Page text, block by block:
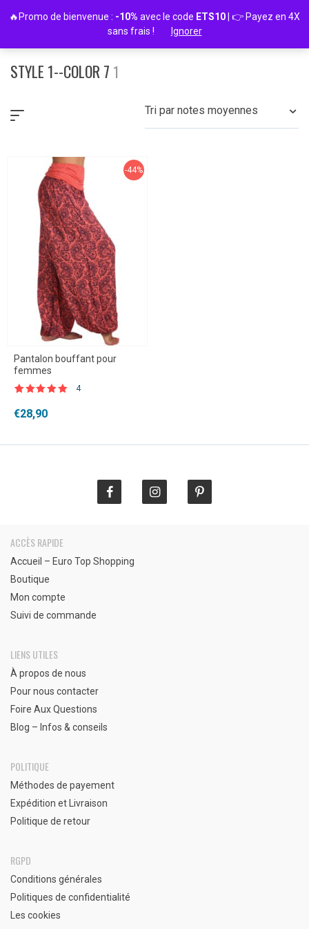
STYLE 1--COLOR 7 1
Tri par notes moyennes
-44%
Pantalon bouffant pour
femmes
sur
4
€28,90
ACCÈS RAPIDE
Accueil – Euro Top Shopping
Boutique
Mon compte
Suivi de commande
LIENS UTILES
À propos de nous
Pour nous contacter
Foire Aux Questions
Blog – Infos & conseils
POLITIQUE
Méthodes de payement
Expédition et Livraison
Politique de retour
RGPD
Conditions générales
Politiques de confidentialité
Les cookies
🔥Promo de bienvenue : -10% avec le code ETS10 | 👉 Payez en 4X
sans frais !
Ignorer